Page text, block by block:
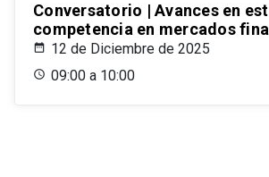
Conversatorio | Avances en
competencia en mercados
12 de Diciembre de 2025
09:00 a 10:00